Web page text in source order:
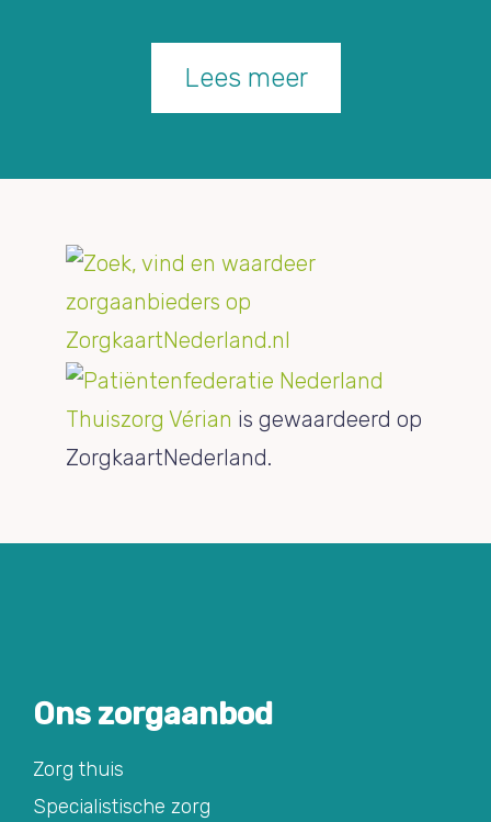
Lees meer
Thuiszorg Vérian is gewaardeerd op
ZorgkaartNederland.
Ons zorgaanbod
Zorg thuis
Specialistische zorg